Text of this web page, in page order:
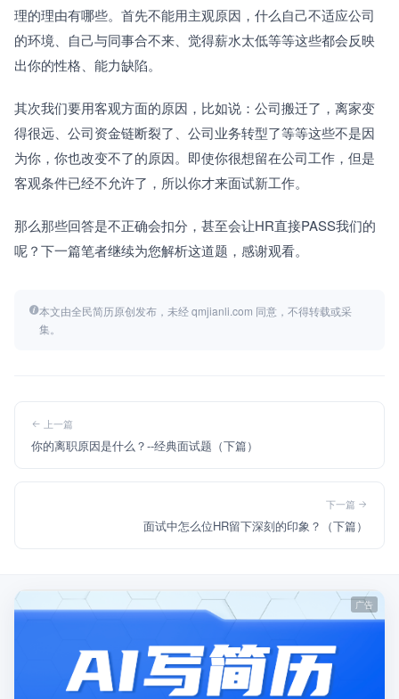
理的理由有哪些。首先不能用主观原因，什么自己不适应公司
的环境、自己与同事合不来、觉得薪水太低等等这些都会反映
出你的性格、能力缺陷。
其次我们要用客观方面的原因，比如说：公司搬迁了，离家变
得很远、公司资金链断裂了、公司业务转型了等等这些不是因
为你，你也改变不了的原因。即使你很想留在公司工作，但是
客观条件已经不允许了，所以你才来面试新工作。
那么那些回答是不正确会扣分，甚至会让HR直接PASS我们的
呢？下一篇笔者继续为您解析这道题，感谢观看。
本文由全民简历原创发布，未经 qmjianli.com 同意，不得转载或采
集。
上一篇
你的离职原因是什么？--经典面试题（下篇）
下一篇
面试中怎么位HR留下深刻的印象？（下篇）